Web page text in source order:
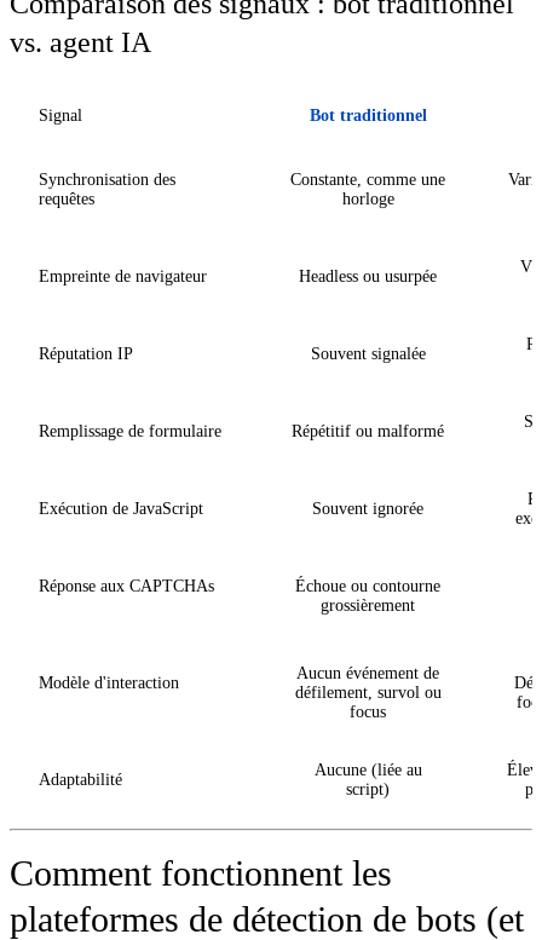
vs. agent IA
Signal Bot traditionnel
Synchronisation des
requêtes
Constante, comme une
horloge
Empreinte de navigateur Headless ou usurpée
Réputation IP Souvent signalée
Remplissage de formulaire Répétitif ou malformé
Exécution de JavaScript Souvent ignorée
Réponse aux CAPTCHAs
Échoue ou contourne
grossièrement
Modèle d'interaction
Aucun événement de
défilement, survol ou
focus
Adaptabilité
Aucune (liée au
script)
Comment fonctionnent les
plateformes de détection de bots (et